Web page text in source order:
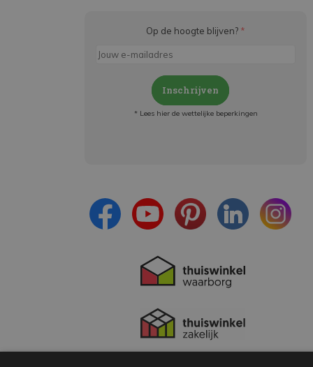
Op de hoogte blijven? *
Inschrijven
* Lees hier de wettelijke beperkingen